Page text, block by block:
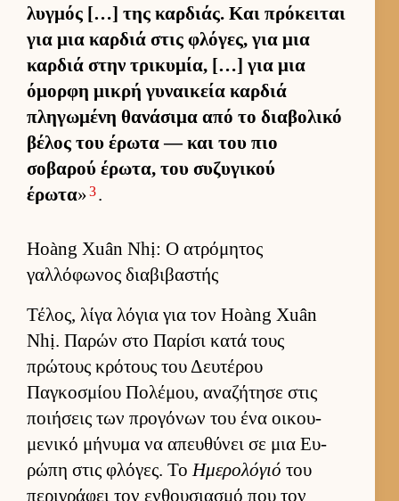
λυγ­μός […] της καρ­διάς. Και πρόκει­ται
για μια καρ­διά στις φλόγες, για μια
καρ­διά στην τρικυμία, […] για μια
όμορφη μικρή γυναι­κεία καρ­διά
πληγωμένη θανάσιμα από το δια­βολικό
βέλος του έρωτα — και του πιο
σοβαρού έρωτα, του συζυγικού
έρωτα»3.
Hoàng Xuân Nhị: Ο ατρόμητος
γαλλόφωνος διαβιβαστής
Τέλος, λίγα λόγια για τον Hoàng Xuân
Nhị. Παρών στο Παρίσι κατά τους
πρώτους κρότους του Δευ­τέρου
Παγκοσμίου Πολέμου, αναζήτησε στις
ποι­ήσεις των προγόνων του ένα οι­κου­
μενικό μήνυμα να απευ­θύνει σε μια Ευ­
ρώπη στις φλόγες. ΤοΗμερολόγιό του
περιγράφει τον εν­θου­σια­σμό που τον